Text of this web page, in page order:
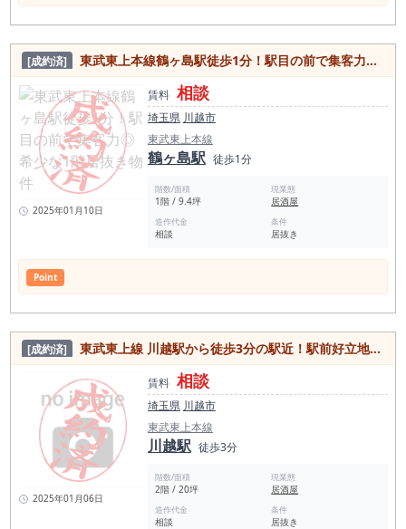
[成約済] 東武東上本線鶴ヶ島駅徒歩1分！駅目の前で集客力◎希少な1階居抜き物件
2025年01月10日
賃料 相談
埼玉県 川越市
東武東上本線
鶴ヶ島駅 徒歩1分
階数/面積
1階 / 9.4坪
現業態
居酒屋
造作代金
相談
条件
居抜き
Point
[成約済] 東武東上線 川越駅から徒歩3分の駅近！駅前好立地な20坪居抜き物件
2025年01月06日
賃料 相談
埼玉県 川越市
東武東上本線
川越駅 徒歩3分
階数/面積
2階 / 20坪
現業態
居酒屋
造作代金
相談
条件
居抜き